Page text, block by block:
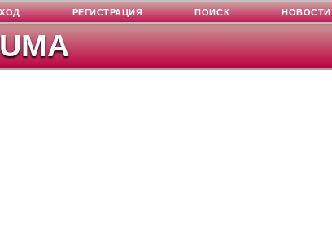
РЕГИСТРАЦИЯ ПОИСК НОВОСТИ